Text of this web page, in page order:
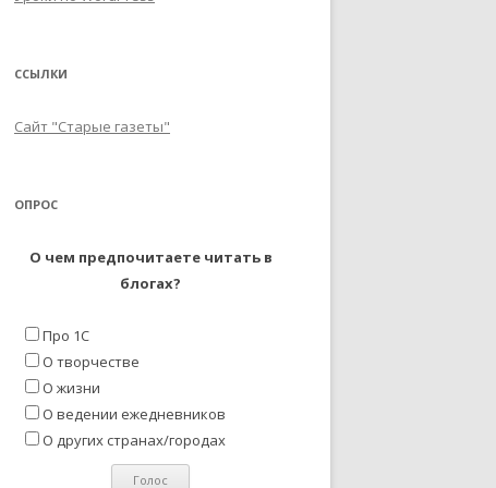
ССЫЛКИ
Сайт "Старые газеты"
ОПРОС
О чем предпочитаете читать в
блогах?
Про 1С
О творчестве
О жизни
О ведении ежедневников
О других странах/городах